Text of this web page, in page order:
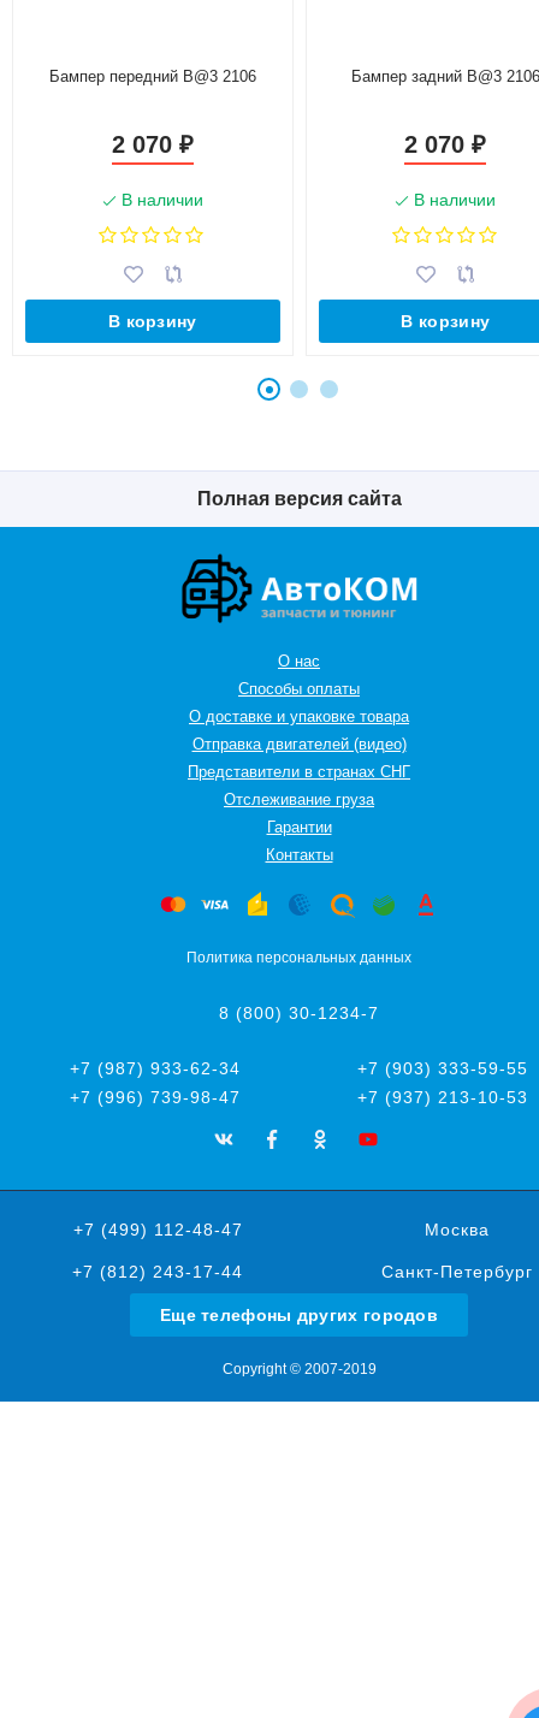
Бампер передний B@3 2106
2 070 ₽
В наличии
В корзину
Бампер задний B@3 2106
2 070₽
В наличии
В корзину
Полная версия сайта
О нас
Способы оплаты
О доставке и упаковке товара
Отправка двигателей (видео)
Представители в странах СНГ
Oтслеживание груза
Гарантии
Контакты
Политика персональных данных
8 (800) 30-1234-7
+7 (987) 933-62-34
+7 (903) 333-59-55
+7 (996) 739-98-47
+7 (937) 213-10-53
+7 (499) 112-48-47 Москва
+7 (812) 243-17-44 Санкт-Петербург
Еще телефоны других городов
Copyright © 2007-2019